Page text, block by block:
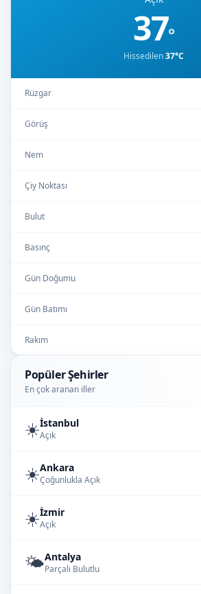
37°
Hissedilen37°C
Rüzgar
Görüş
Nem
Çiy Noktası
Bulut
Basınç
Gün Doğumu
Gün Batımı
Rakım
Popüler Şehirler
En çok aranan iller
☀️İstanbul
Açık
☀️Ankara
Çoğunlukla Açık
☀️İzmir
Açık
🌤️Antalya
Parçalı Bulutlu